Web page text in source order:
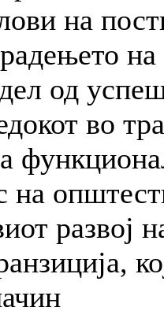
на
од
во
на
развој